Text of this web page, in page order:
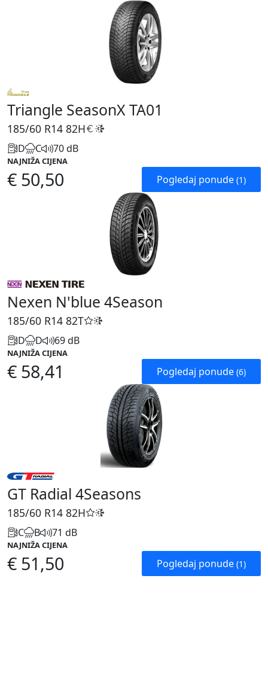
Triangle SeasonX TA01
185/60 R14 82H
D C 70 dB
NAJNIŽA CIJENA
€ 50,50 Pogledaj ponude (1)
Nexen N'blue 4Season
185/60 R14 82T
D D 69 dB
NAJNIŽA CIJENA
€ 58,41 Pogledaj ponude (6)
GT Radial 4Seasons
185/60 R14 82H
C B 71 dB
NAJNIŽA CIJENA
€ 51,50 Pogledaj ponude (1)